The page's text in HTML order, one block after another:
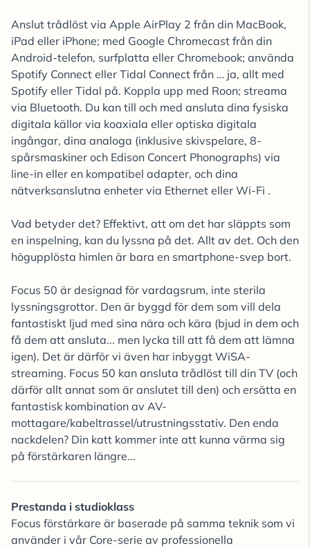
Anslut trådlöst via Apple AirPlay 2 från din MacBook,
iPad eller iPhone; med Google Chromecast från din
Android-telefon, surfplatta eller Chromebook; använda
Spotify Connect eller Tidal Connect från … ja, allt med
Spotify eller Tidal på. Koppla upp med Roon; streama
via Bluetooth. Du kan till och med ansluta dina fysiska
digitala källor via koaxiala eller optiska digitala
ingångar, dina analoga (inklusive skivspelare, 8-
spårsmaskiner och Edison Concert Phonographs) via
line-in eller en kompatibel adapter, och dina
nätverksanslutna enheter via Ethernet eller Wi-Fi .
Vad betyder det? Effektivt, att om det har släppts som
en inspelning, kan du lyssna på det. Allt av det. Och den
högupplösta himlen är bara en smartphone-svep bort.
Focus 50 är designad för vardagsrum, inte sterila
lyssningsgrottor. Den är byggd för dem som vill dela
fantastiskt ljud med sina nära och kära (bjud in dem och
få dem att ansluta... men lycka till att få dem att lämna
igen). Det är därför vi även har inbyggt WiSA-
streaming. Focus 50 kan ansluta trådlöst till din TV (och
därför allt annat som är anslutet till den) och ersätta en
fantastisk kombination av AV-
mottagare/kabeltrassel/utrustningsstativ. Den enda
nackdelen? Din katt kommer inte att kunna värma sig
på förstärkaren längre...
Prestanda i studioklass
Focus förstärkare är baserade på samma teknik som vi
använder i vår Core-serie av professionella